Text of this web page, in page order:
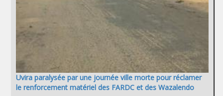
Uvira paralysée par une journée ville morte pour réclamer
le renforcement matériel des FARDC et des Wazalendo